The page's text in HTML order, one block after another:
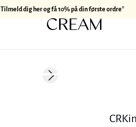
Tilmeld dig her og få 10% på din første ordre*
Next slide